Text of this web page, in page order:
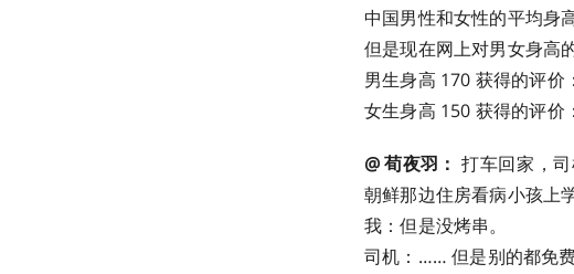
中国男性和女性的平均身
但是现在网上对男女身高
男生身高 170 获得的评价
女生身高 150 获得的评价
@ 荀夜羽： 打车回家，
朝鲜那边住房看病小孩上
我：但是没烤串。
司机：…… 但是别的都免费